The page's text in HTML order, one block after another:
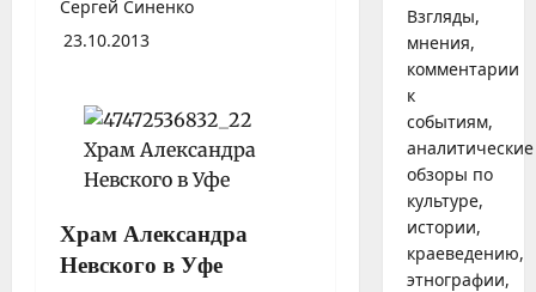
Сергей Синенко
23.10.2013
Храм Александра
Невского в Уфе
Взгляды,
мнения,
комментарии
к
событиям,
аналитические
обзоры по
культуре,
истории,
краеведению,
этнографии,